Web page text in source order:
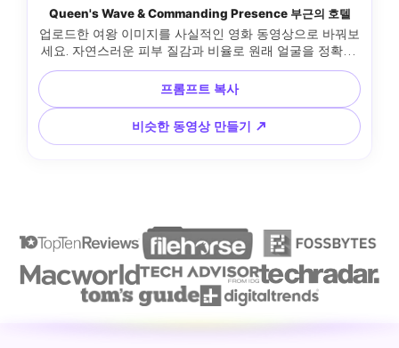
Queen's Wave & Commanding Presence 부근의 호텔
업로드한 여왕 이미지를 사실적인 영화 동영상으로 바꿔보
세요. 자연스러운 피부 질감과 비율로 원래 얼굴을 정확히
동일하게 유지하세요. 동작 및 동작: 여왕은 한 손을 천천히
들어 올리고 부드러운 왕실 웨이브(최소한의 움직임, 느린
손목 움직임, 우아한 제어 손가락)를 수행합니다. 자신감 있
는 눈 움직임과 결합된 약간의 고개 돌림. 미묘하고 자신감
있는 미소가 잠시 나타난 다음 차분한 표정으로 돌아갑니
초현실적인 영화 왕실 초상화 비디오. 움직임은 의도적이
고 의식적이며 권위 있는 느낌이 듭니다. 판타지, 만화 모
션, 현대적인 인플루언서 행동이 없습니다.
프롬프트 복사
비슷한 동영상 만들기 ↗